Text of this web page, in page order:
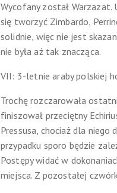
Wycofany został Warzazat.
się tworzyć Zimbardo,
solidnie, więc nie jest
nie była aż tak znacząca.
VII: 3-letnie araby polskiej
Trochę rozczarowała
finiszował przeciętny
Pressusa, chociaż dla
przypadku sporo będzie
Postępy widać w
miejsca. Z pozostałej